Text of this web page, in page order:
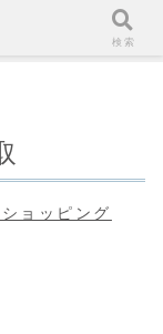
ョッピング
検索